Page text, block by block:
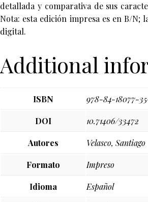
detallada y comparativa de sus
Nota: esta edición impresa es en B/N;
digital.
Additional
ISBN 978-84-18077-
DOI 10.71406/33472
Autores Velasco, Santiago
Formato Impreso
Idioma Español